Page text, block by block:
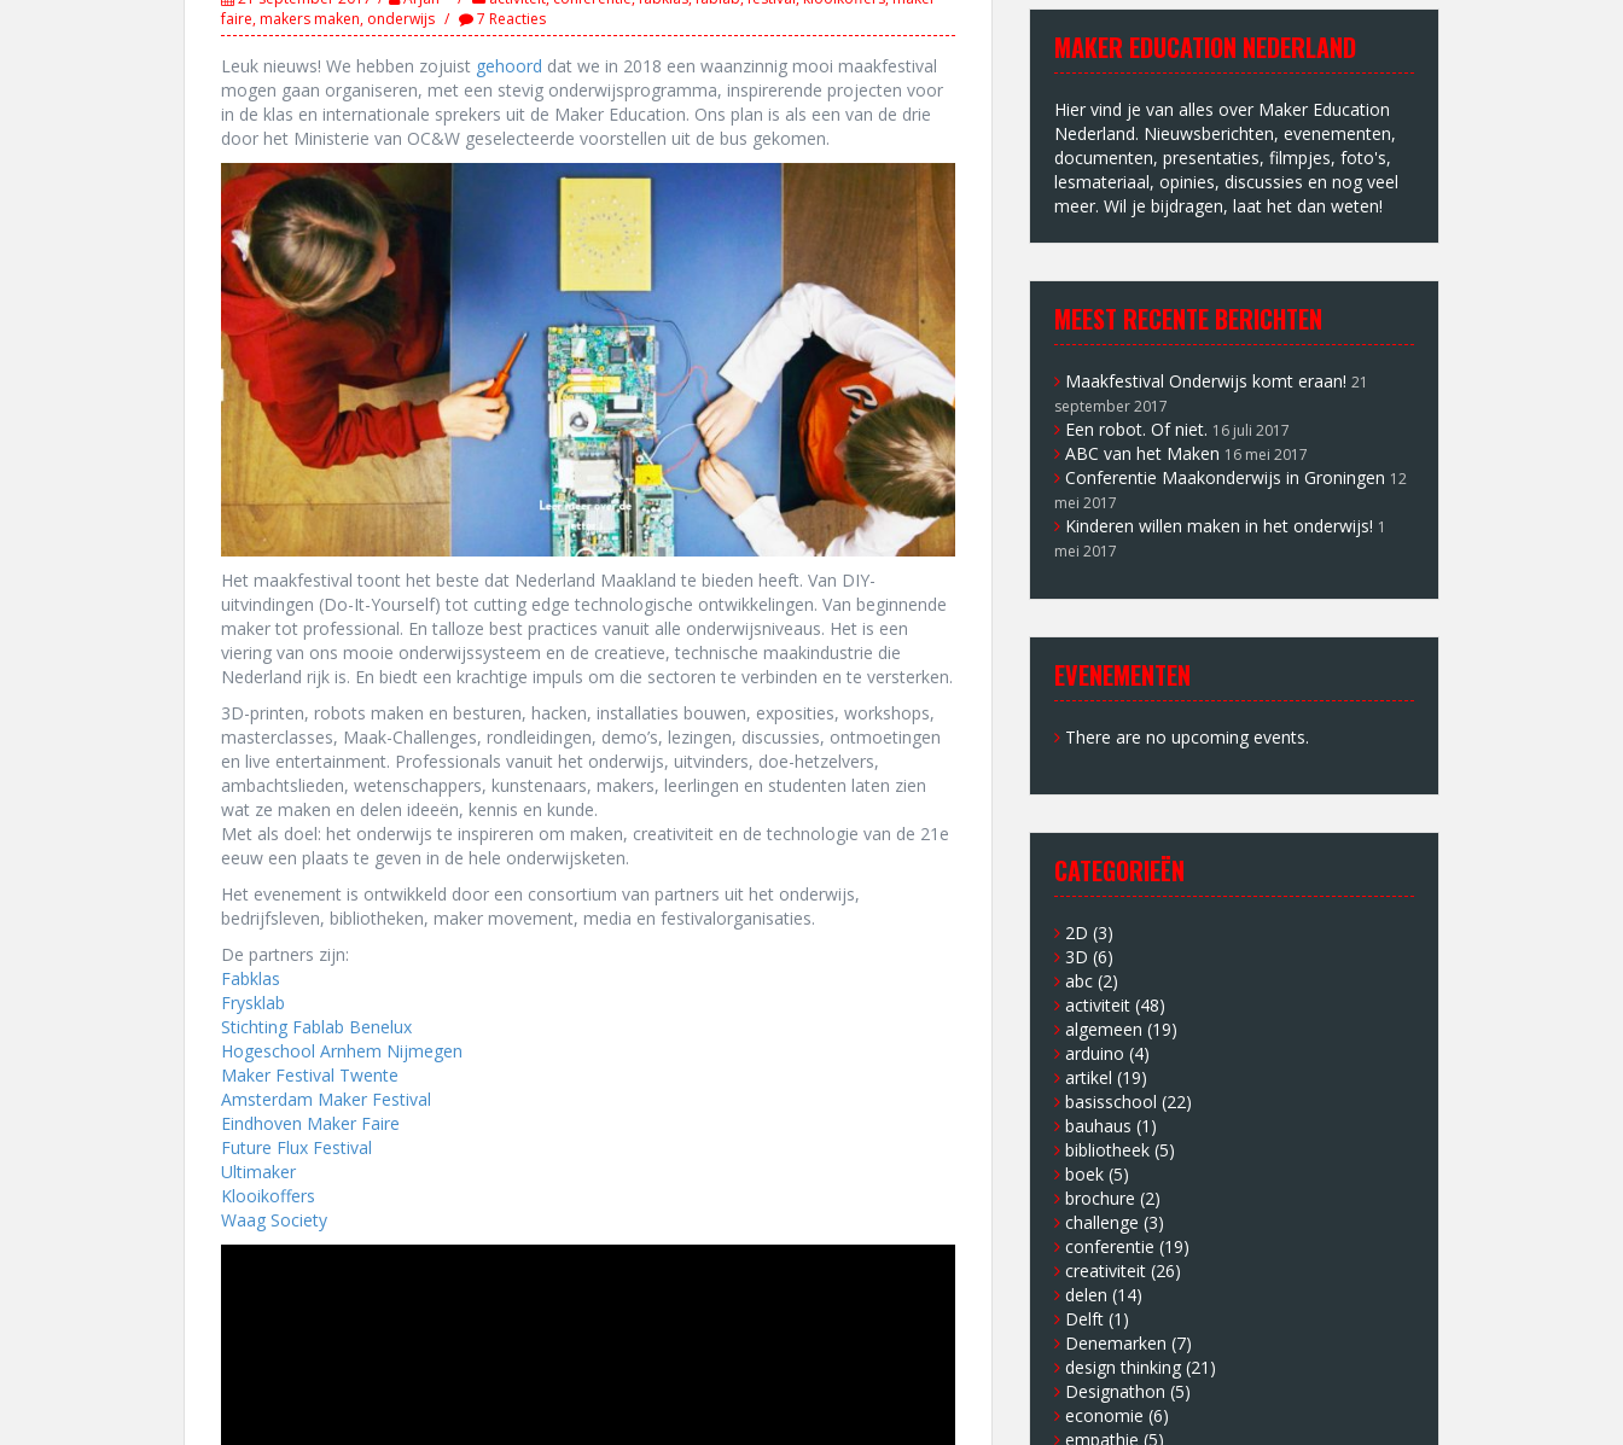
faire,makers maken, onderwijs 7 Reacties
Leuk nieuws! We hebben zojuist gehoord dat we in 2018 een waanzinnig mooi maakfestival
mogen gaan organiseren, met een stevig onderwijsprogramma, inspirerende projecten voor
in de klas en internationale sprekers uit de Maker Education. Ons plan is als een van de drie
door het Ministerie van OC&W geselecteerde voorstellen uit de bus gekomen.
Het maakfestival toont het beste dat Nederland Maakland te bieden heeft. Van DIY-
uitvindingen (Do-It-Yourself) tot cutting edge technologische ontwikkelingen. Van beginnende
maker tot professional. En talloze best practices vanuit alle onderwijsniveaus. Het is een
viering van ons mooie onderwijssysteem en de creatieve, technische maakindustrie die
Nederland rijk is. En biedt een krachtige impuls om die sectoren te verbinden en te versterken.
3D-printen, robots maken en besturen, hacken, installaties bouwen, exposities, workshops,
masterclasses, Maak-Challenges, rondleidingen, demo’s, lezingen, discussies, ontmoetingen
en live entertainment. Professionals vanuit het onderwijs, uitvinders, doe-hetzelvers,
ambachtslieden, wetenschappers, kunstenaars, makers, leerlingen en studenten laten zien
wat ze maken en delen ideeën, kennis en kunde.
Met als doel: het onderwijs te inspireren om maken, creativiteit en de technologie van de 21e
eeuw een plaats te geven in de hele onderwijsketen.
Het evenement is ontwikkeld door een consortium van partners uit het onderwijs,
bedrijfsleven, bibliotheken, maker movement, media en festivalorganisaties.
De partners zijn:
Fabklas
Frysklab
Stichting Fablab Benelux
Hogeschool Arnhem Nijmegen
Maker Festival Twente
Amsterdam Maker Festival
Eindhoven Maker Faire
Future Flux Festival
Ultimaker
Klooikoffers
Waag Society
MAKER EDUCATION NEDERLAND
Hier vind je van alles over Maker Education
Nederland. Nieuwsberichten, evenementen,
documenten, presentaties, filmpjes, foto's,
lesmateriaal, opinies, discussies en nog veel
meer. Wil je bijdragen, laat het dan weten!
MEEST RECENTE BERICHTEN
Maakfestival Onderwijs komt eraan! 21
september 2017
Een robot. Of niet. 16 juli 2017
ABC van het Maken 16 mei 2017
Conferentie Maakonderwijs in Groningen 12
mei 2017
Kinderen willen maken in het onderwijs! 1
mei 2017
EVENEMENTEN
There are no upcoming events.
CATEGORIEËN
2D (3)
3D (6)
abc (2)
activiteit (48)
algemeen (19)
arduino (4)
artikel (19)
basisschool (22)
bauhaus (1)
bibliotheek (5)
boek (5)
brochure (2)
challenge (3)
conferentie (19)
creativiteit (26)
delen (14)
Delft (1)
Denemarken (7)
design thinking (21)
Designathon (5)
economie (6)
empathie (5)